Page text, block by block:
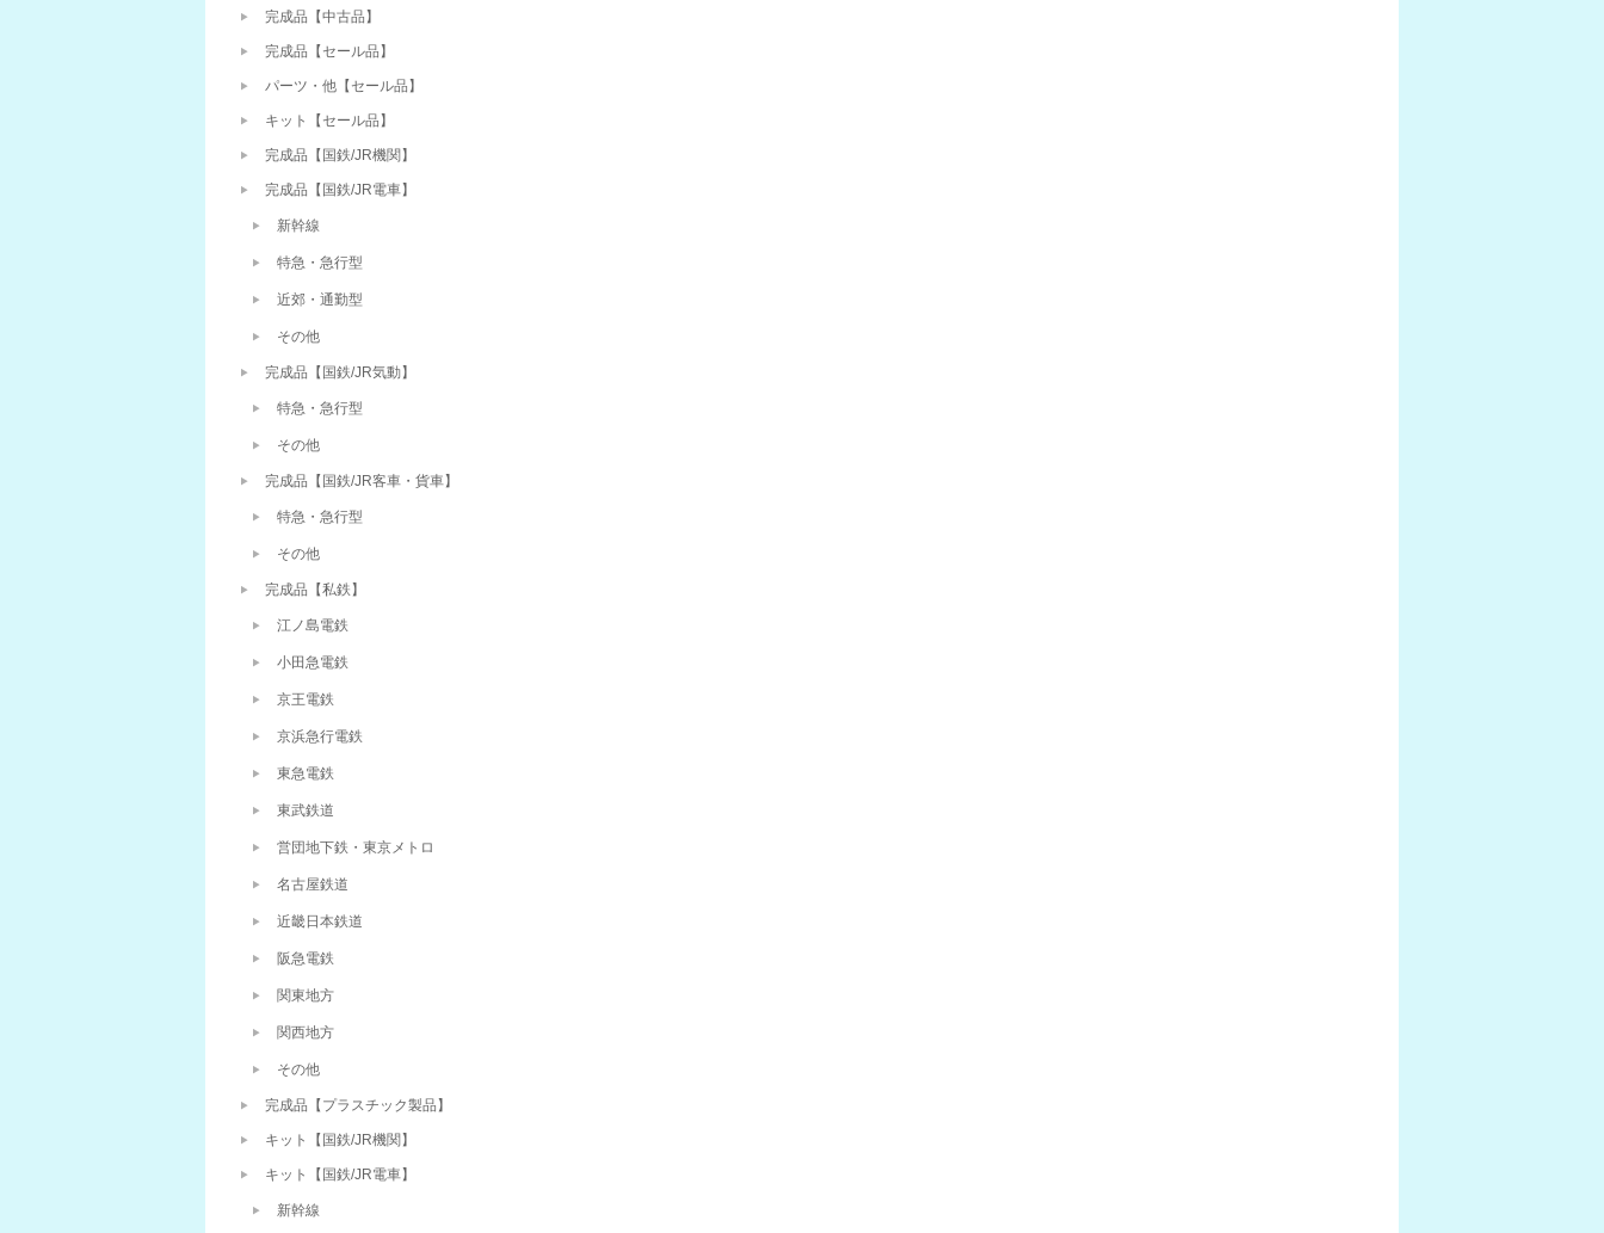
完成品【中古品】
完成品【セール品】
パーツ・他【セール品】
キット【セール品】
完成品【国鉄/JR機関】
完成品【国鉄/JR電車】
新幹線
特急・急行型
近郊・通勤型
その他
完成品【国鉄/JR気動】
特急・急行型
その他
完成品【国鉄/JR客車・貨車】
特急・急行型
その他
完成品【私鉄】
江ノ島電鉄
小田急電鉄
京王電鉄
京浜急行電鉄
東急電鉄
東武鉄道
営団地下鉄・東京メトロ
名古屋鉄道
近畿日本鉄道
阪急電鉄
関東地方
関西地方
その他
完成品【プラスチック製品】
キット【国鉄/JR機関】
キット【国鉄/JR電車】
新幹線